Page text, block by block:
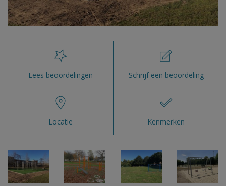
Lees beoordelingen Schrijf een beoordeling
Locatie Kenmerken